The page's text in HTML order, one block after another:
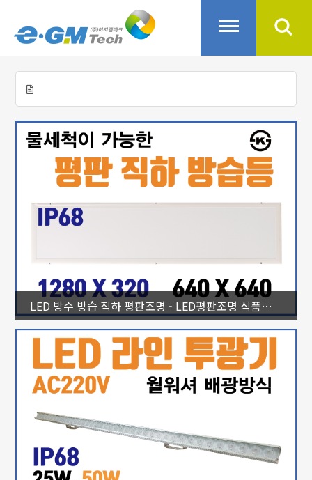
LED 방수 방습 직하 평판조명 - LED평판조명 식품제조업체, 클린룸, 아쿠아리움